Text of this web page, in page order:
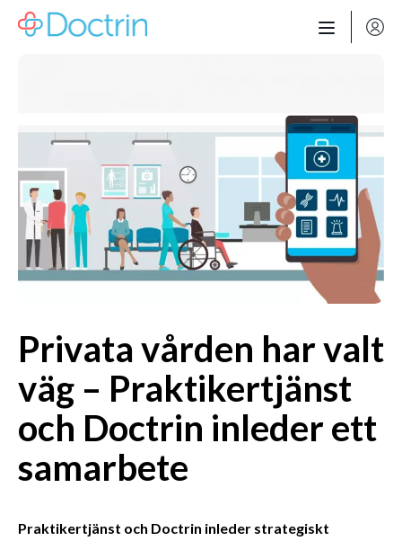
Hoppa till innehåll
Privata vården har valt
väg – Praktikertjänst
och Doctrin inleder ett
samarbete
Praktikertjänst och Doctrin inleder strategiskt